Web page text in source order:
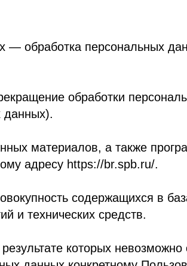
обработки персональных
а также программ для
https://br.spb.ru/.
средств.
конкретному Пользователю или
или совокупность действий
средств с персональными